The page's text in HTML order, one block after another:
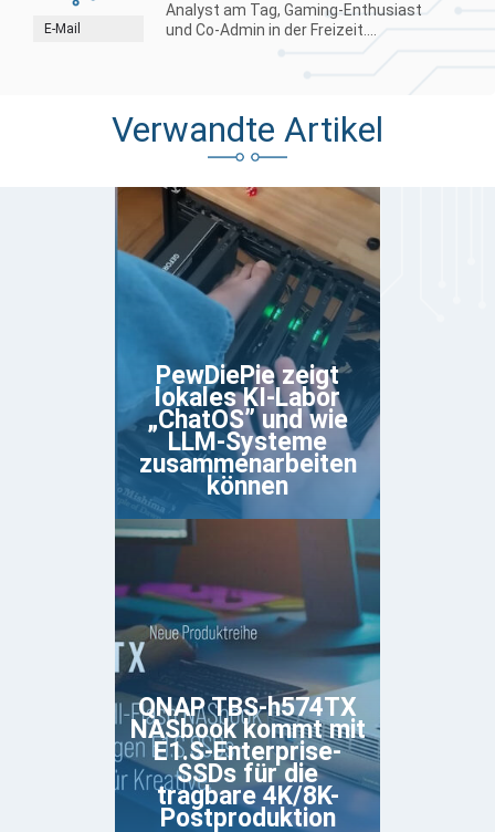
E-Mail
Analyst am Tag, Gaming-Enthusiast
und Co-Admin in der Freizeit....
Verwandte Artikel
PewDiePie zeigt
lokales KI-Labor
„ChatOS” und wie
LLM-Systeme
zusammenarbeiten
können
QNAP TBS-h574TX
NASbook kommt mit
E1.S-Enterprise-
SSDs für die
tragbare 4K/8K-
Postproduktion